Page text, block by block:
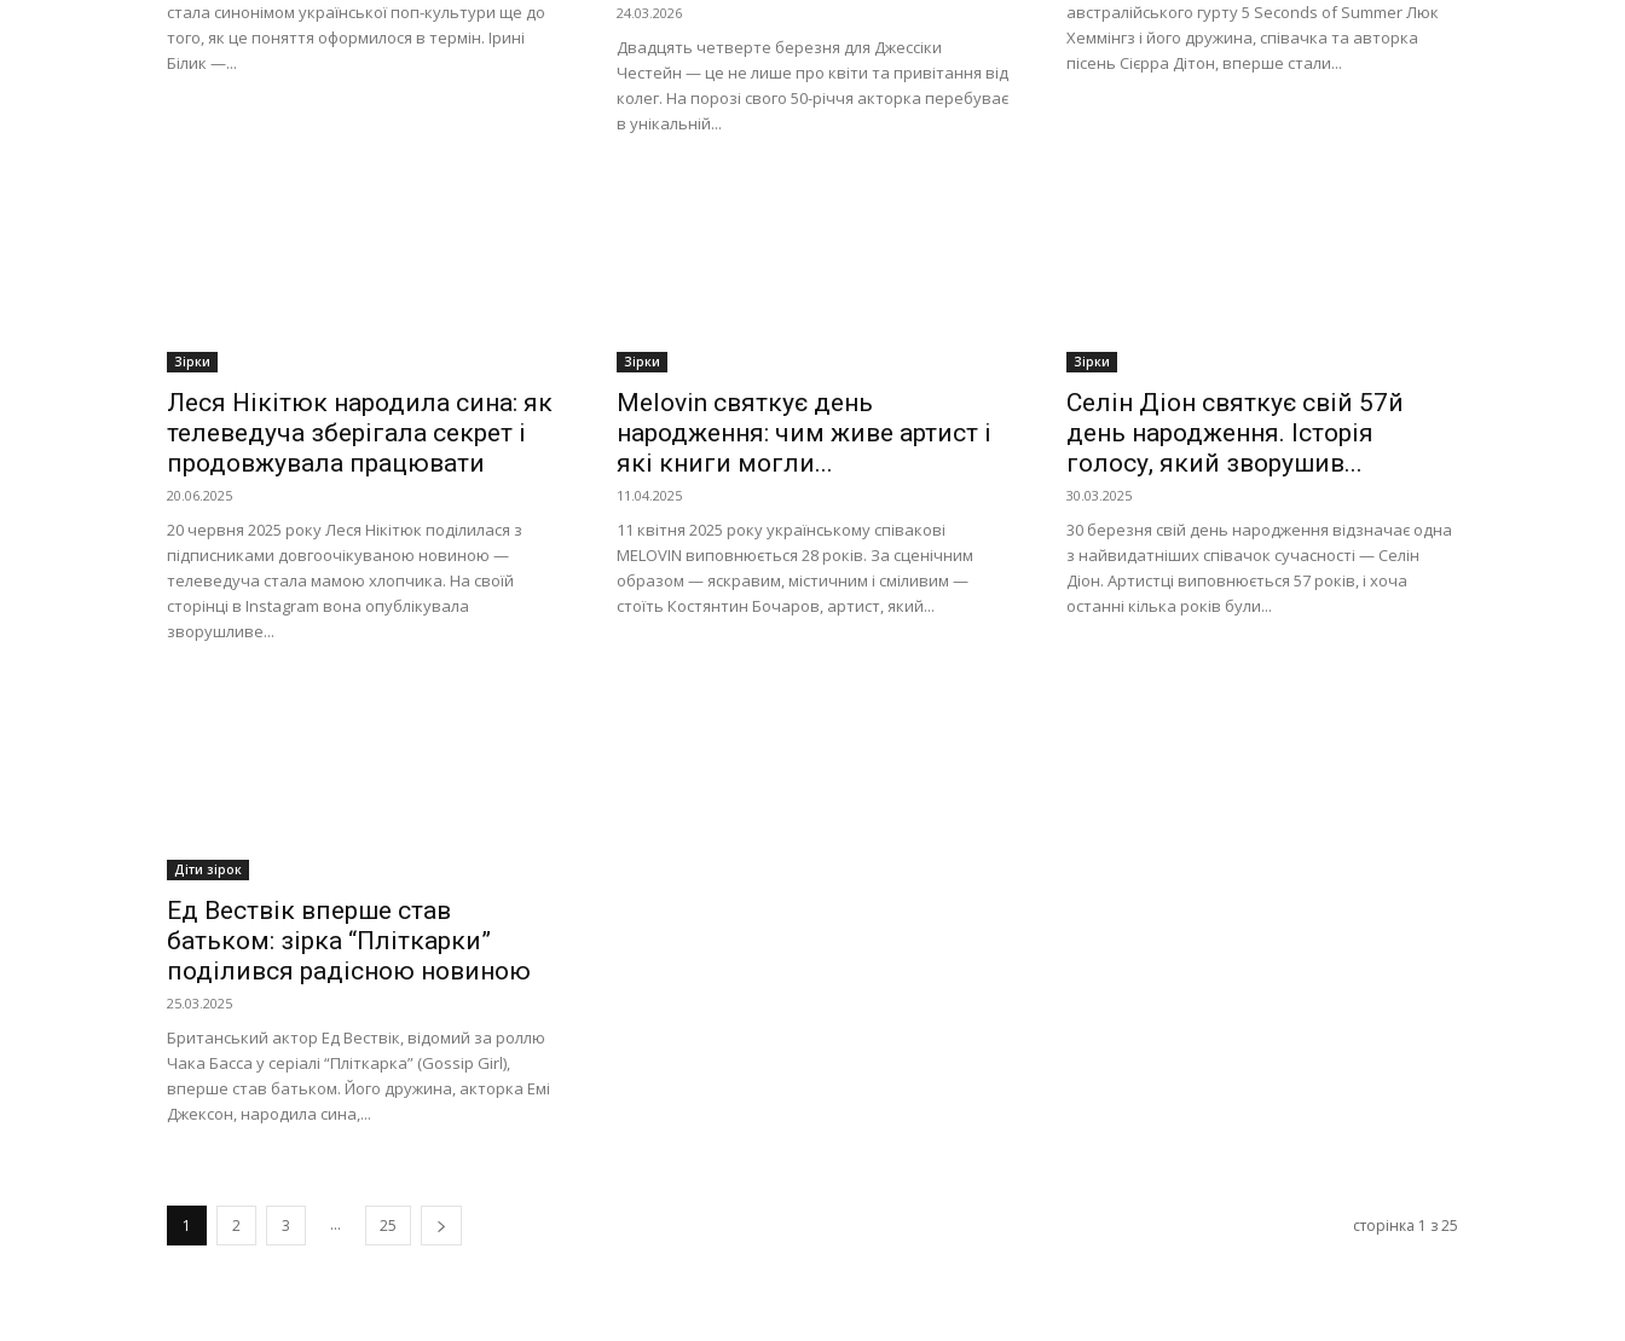
стала синонімом української поп-культури ще до
того, як це поняття оформилося в термін. Ірині
Білик —...
24.03.2026
Двадцять четверте березня для Джессіки
Честейн — це не лише про квіти та привітання від
колег. На порозі свого 50-річчя акторка перебуває
в унікальній...
австралійського гурту 5 Seconds of Summer Люк
Хеммінгз і його дружина, співачка та авторка
пісень Сієрра Дітон, вперше стали...
Зірки
Леся Нікітюк народила сина: як
телеведуча зберігала секрет і
продовжувала працювати
20.06.2025
20 червня 2025 року Леся Нікітюк поділилася з
підписниками довгоочікуваною новиною —
телеведуча стала мамою хлопчика. На своїй
сторінці в Instagram вона опублікувала
зворушливе...
Зірки
Melovin святкує день
народження: чим живе артист і
які книги могли...
11.04.2025
11 квітня 2025 року українському співакові
MELOVIN виповнюється 28 років. За сценічним
образом — яскравим, містичним і сміливим —
стоїть Костянтин Бочаров, артист, який...
Зірки
Селін Діон святкує свій 57й
день народження. Історія
голосу, який зворушив...
30.03.2025
30 березня свій день народження відзначає одна
з найвидатніших співачок сучасності — Селін
Діон. Артистці виповнюється 57 років, і хоча
останні кілька років були...
Діти зірок
Ед Вествік вперше став
батьком: зірка “Пліткарки”
поділився радісною новиною
25.03.2025
Британський актор Ед Вествік, відомий за роллю
Чака Басса у серіалі “Пліткарка” (Gossip Girl),
вперше став батьком. Його дружина, акторка Емі
Джексон, народила сина,...
1 2 3 ... 25 сторінка 1 з 25